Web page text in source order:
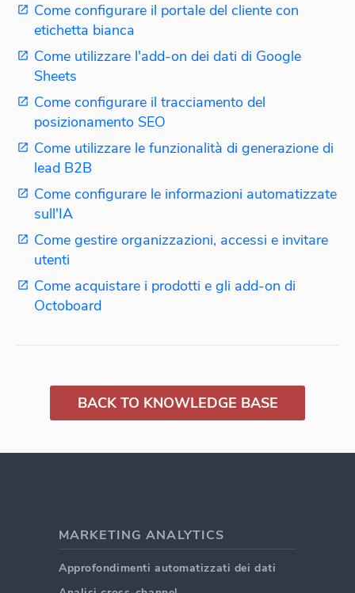
Come configurare il portale del cliente con
etichetta bianca
Come utilizzare l'add-on dei dati di Google
Sheets
Come configurare il tracciamento del
posizionamento SEO
Come utilizzare le funzionalità di generazione di
lead B2B
Come configurare le informazioni automatizzate
sull'IA
Come gestire organizzazioni, accessi e invitare
utenti
Come acquistare i prodotti e gli add-on di
Octoboard
BACK TO KNOWLEDGE BASE
MARKETING ANALYTICS
Approfondimenti automatizzati dei dati